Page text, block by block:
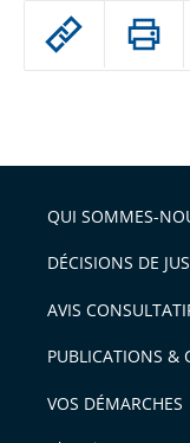
Passer
arriver
après
l'article
pour
avant
QUI SOMMES-
DÉCISIONS DE
AVIS
PUBLICATIONS &
VOS DÉMARCHES